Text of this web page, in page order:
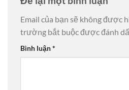
Email của bạn sẽ không được
trường bắt buộc được đánh
Bình luận*